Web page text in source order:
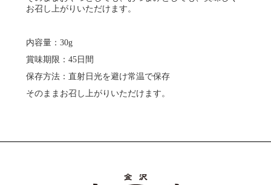
お召し上がりいただけます。
内容量：30g
賞味期限：45日間
保存方法：直射日光を避け常温で保存
そのままお召し上がりいただけます。